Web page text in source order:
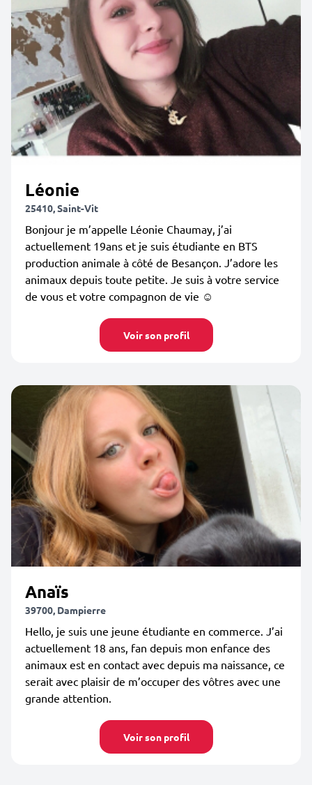
Léonie
25410, Saint-Vit
Bonjour je m’appelle Léonie Chaumay, j’ai
actuellement 19ans et je suis étudiante en BTS
production animale à côté de Besançon. J’adore les
animaux depuis toute petite. Je suis à votre service
de vous et votre compagnon de vie ☺️
Voir son profil
Anaïs
39700, Dampierre
Hello, je suis une jeune étudiante en commerce. J’ai
actuellement 18 ans, fan depuis mon enfance des
animaux est en contact avec depuis ma naissance, ce
serait avec plaisir de m’occuper des vôtres avec une
grande attention.
Voir son profil